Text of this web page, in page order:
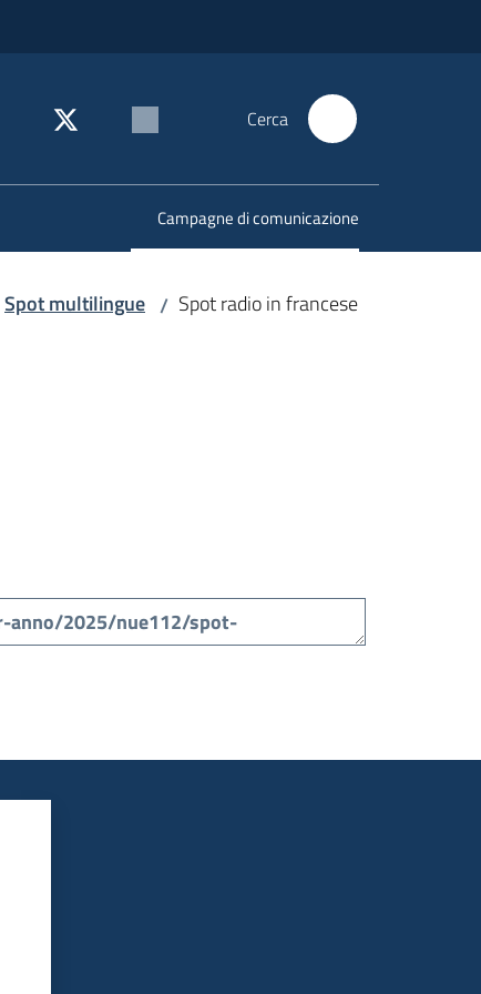
Cerca
Campagne di comunicazione
Menu selezionato
Spot multilingue / Spot radio in francese